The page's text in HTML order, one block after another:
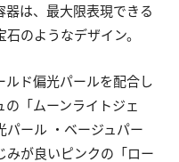
は、最大限表現できる
のようなデザイン。
ルド偏光パールを配合し
「ムーンライトジェ
パール ・ベージュパー
みが良いピンクの「ロー